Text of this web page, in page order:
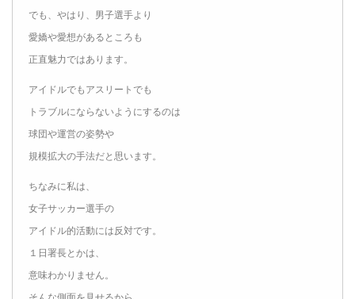
でも、やはり、男子選手より
愛嬌や愛想があるところも
正直魅力ではあります。
アイドルでもアスリートでも
トラブルにならないようにするのは
球団や運営の姿勢や
規模拡大の手法だと思います。
ちなみに私は、
女子サッカー選手の
アイドル的活動には反対です。
１日署長とかは、
意味わかりません。